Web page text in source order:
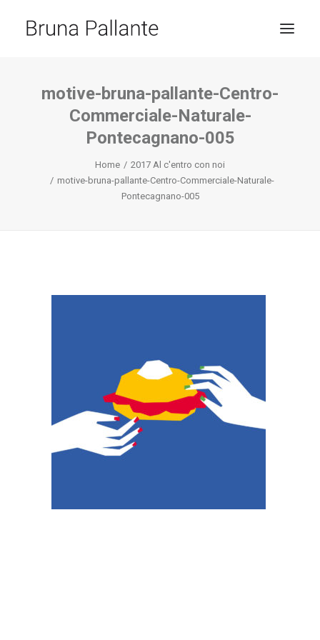
HOME
JOURNAL
motive-bruna-pallante-Centro-
Commerciale-Naturale-
Pontecagnano-005
Home
2017 Al c'entro con noi
motive-bruna-pallante-Centro-Commerciale-Naturale-
Pontecagnano-005